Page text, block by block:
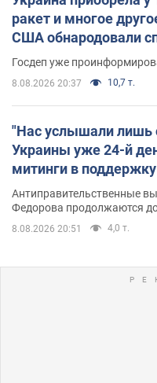
ракет и многое
США обнародовали
Госдеп уже
8.08.2026 20:37 10,7 т.
"Нас услышали лишь
Украины уже 24-й
митинги в
Антиправительственные
Федорова продолжаются
8.08.2026 20:51 4,0 т.